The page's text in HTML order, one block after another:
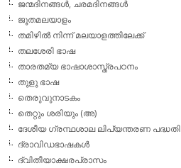
ജന്മദിനങ്ങള്‍, ചരമദിനങ്ങള്‍
ജൂതമലയാളം
തമിഴില്‍ നിന്ന് മലയാളത്തിലേക്ക്
തലശേരി ഭാഷ
താരതമ്യ ഭാഷാശാസ്ത്രപഠനം
തുളു ഭാഷ
തെരുവുനാടകം
തെറ്റും ശരിയും (അ)
ദേശീയ ഗ്രന്ഥശാല ലിപ്യന്തരണ പദ്ധതി
ദ്രാവിഡഭാഷകള്‍
ദ്വിതീയാക്ഷരപ്രാസം